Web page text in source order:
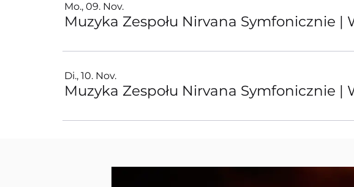
Mo., 09. Nov.
Muzyka Zespołu Nirvana Symfonicznie |
Di., 10. Nov.
Muzyka Zespołu Nirvana Symfonicznie |